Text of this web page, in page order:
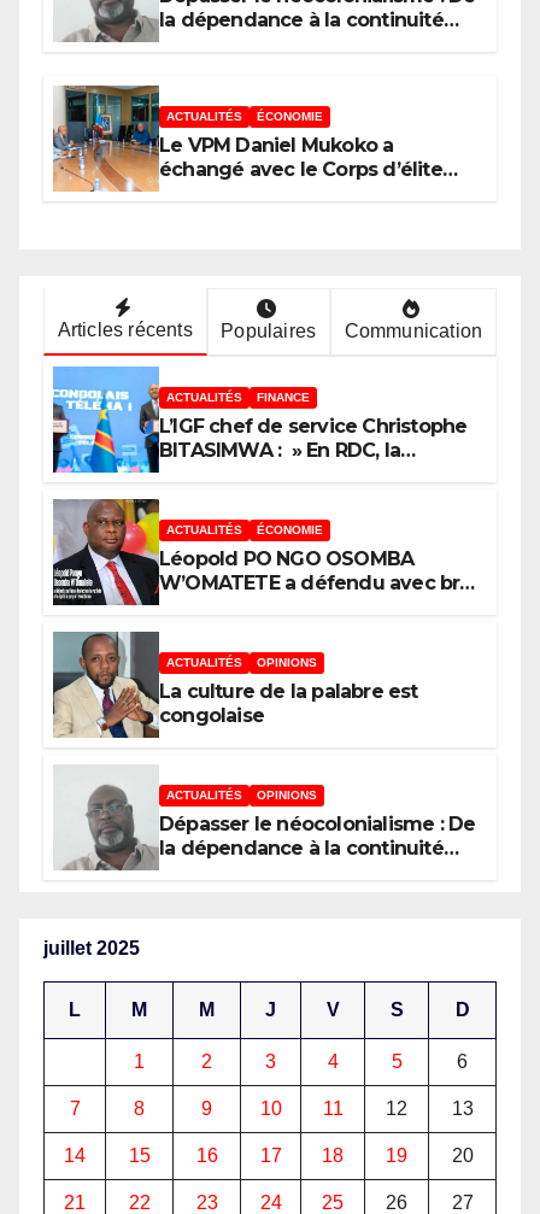
la dépendance à la continuité
ACTUALITÉS ÉCONOMIE
Le VPM Daniel Mukoko a
échangé avec le Corps d’élite
Articles récents Populaires Communication
ACTUALITÉS FINANCE
L’IGF chef de service Christophe
BITASIMWA : » En RDC, la
ACTUALITÉS ÉCONOMIE
Léopold PO NGO OSOMBA
W’OMATETE a défendu avec brio
ménages aux biens et services
sociaux de base dans la Ville
Province de Kinshasa », devant
le jury conduit par le Prof. Mabi
ACTUALITÉS OPINIONS
La culture de la palabre est
congolaise
ACTUALITÉS OPINIONS
Dépasser le néocolonialisme : De
la dépendance à la continuité
juillet 2025
L M M J V S D
1 2 3 4 5 6
7 8 9 10 11 12 13
14 15 16 17 18 19 20
21 22 23 24 25 26 27